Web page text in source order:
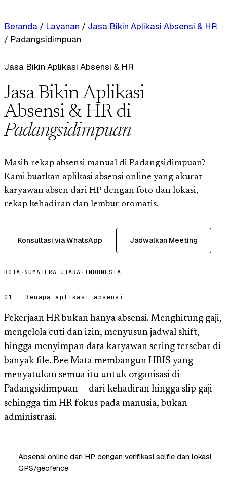
Beranda / Layanan / Jasa Bikin Aplikasi Absensi & HR
/ Padangsidimpuan
Jasa Bikin Aplikasi Absensi & HR
Jasa Bikin Aplikasi
Absensi & HR di
Padangsidimpuan
Masih rekap absensi manual di Padangsidimpuan?
Kami buatkan aplikasi absensi online yang akurat —
karyawan absen dari HP dengan foto dan lokasi,
rekap kehadiran dan lembur otomatis.
Konsultasi via WhatsApp Jadwalkan Meeting
KOTA · SUMATERA UTARA · INDONESIA
01 — Kenapa aplikasi absensi
Pekerjaan HR bukan hanya absensi. Menghitung gaji,
mengelola cuti dan izin, menyusun jadwal shift,
hingga menyimpan data karyawan sering tersebar di
banyak file. Bee Mata membangun HRIS yang
menyatukan semua itu untuk organisasi di
Padangsidimpuan — dari kehadiran hingga slip gaji —
sehingga tim HR fokus pada manusia, bukan
administrasi.
Absensi online dari HP dengan verifikasi selfie dan lokasi
GPS/geofence